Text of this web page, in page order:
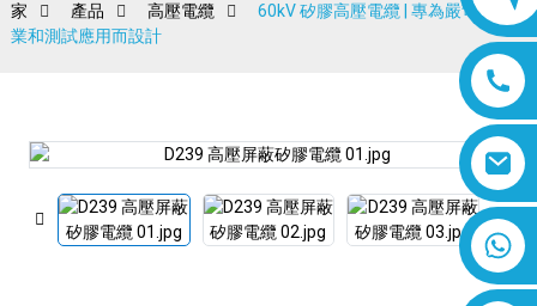
8618019377761
家 產品 高壓電纜
60kV 矽膠高壓電纜 | 專為嚴苛的工
業和測試應用而設計